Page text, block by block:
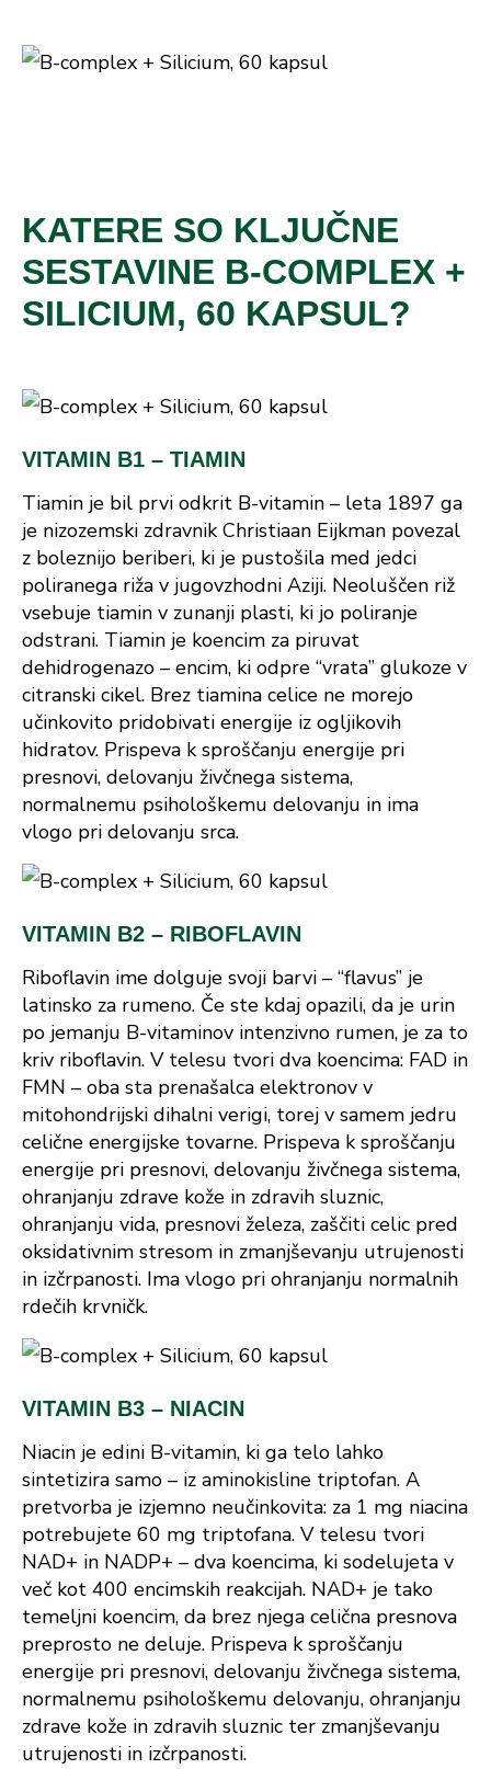
KATERE SO KLJUČNE
SESTAVINE B-COMPLEX +
SILICIUM, 60 KAPSUL?
VITAMIN B1 – TIAMIN
Tiamin je bil prvi odkrit B-vitamin – leta 1897 ga
je nizozemski zdravnik Christiaan Eijkman povezal
z boleznijo beriberi, ki je pustošila med jedci
poliranega riža v jugovzhodni Aziji. Neoluščen riž
vsebuje tiamin v zunanji plasti, ki jo poliranje
odstrani. Tiamin je koencim za piruvat
dehidrogenazo – encim, ki odpre “vrata” glukoze v
citranski cikel. Brez tiamina celice ne morejo
učinkovito pridobivati energije iz ogljikovih
hidratov. Prispeva k sproščanju energije pri
presnovi, delovanju živčnega sistema,
normalnemu psihološkemu delovanju in ima
vlogo pri delovanju srca.
VITAMIN B2 – RIBOFLAVIN
Riboflavin ime dolguje svoji barvi – “flavus” je
latinsko za rumeno. Če ste kdaj opazili, da je urin
po jemanju B-vitaminov intenzivno rumen, je za to
kriv riboflavin. V telesu tvori dva koencima: FAD in
FMN – oba sta prenašalca elektronov v
mitohondrijski dihalni verigi, torej v samem jedru
celične energijske tovarne. Prispeva k sproščanju
energije pri presnovi, delovanju živčnega sistema,
ohranjanju zdrave kože in zdravih sluznic,
ohranjanju vida, presnovi železa, zaščiti celic pred
oksidativnim stresom in zmanjševanju utrujenosti
in izčrpanosti. Ima vlogo pri ohranjanju normalnih
rdečih krvničk.
VITAMIN B3 – NIACIN
Niacin je edini B-vitamin, ki ga telo lahko
sintetizira samo – iz aminokisline triptofan. A
pretvorba je izjemno neučinkovita: za 1 mg niacina
potrebujete 60 mg triptofana. V telesu tvori
NAD+ in NADP+ – dva koencima, ki sodelujeta v
več kot 400 encimskih reakcijah. NAD+ je tako
temeljni koencim, da brez njega celična presnova
preprosto ne deluje. Prispeva k sproščanju
energije pri presnovi, delovanju živčnega sistema,
normalnemu psihološkemu delovanju, ohranjanju
zdrave kože in zdravih sluznic ter zmanjševanju
utrujenosti in izčrpanosti.